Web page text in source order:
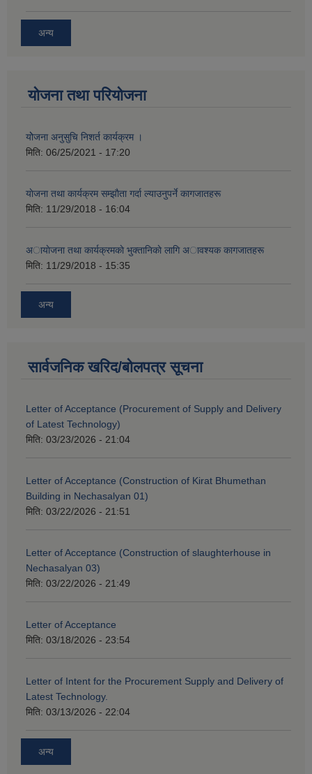
अन्य
योजना तथा परियोजना
योेजना अनुसुचि निशर्त कार्यक्रम ।
मिति: 06/25/2021 - 17:20
याेजना तथा कार्यक्रम सम्झाैता गर्दा ल्याउनुपर्ने कागजातहरू
मिति: 11/29/2018 - 16:04
अायाेजना तथा कार्यक्रमकाे भुक्तानिकाे लागि अावश्यक कागजातहरू
मिति: 11/29/2018 - 15:35
अन्य
सार्वजनिक खरिद/बोलपत्र सूचना
Letter of Acceptance (Procurement of Supply and Delivery
of Latest Technology)
मिति: 03/23/2026 - 21:04
Letter of Acceptance (Construction of Kirat Bhumethan
Building in Nechasalyan 01)
मिति: 03/22/2026 - 21:51
Letter of Acceptance (Construction of slaughterhouse in
Nechasalyan 03)
मिति: 03/22/2026 - 21:49
Letter of Acceptance
मिति: 03/18/2026 - 23:54
Letter of Intent for the Procurement Supply and Delivery of
Latest Technology.
मिति: 03/13/2026 - 22:04
अन्य